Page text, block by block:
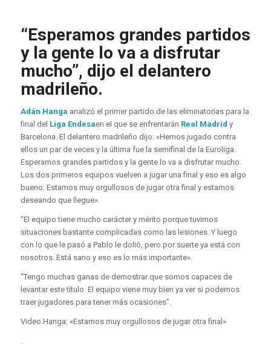
“Esperamos grandes partidos
y la gente lo va a disfrutar
mucho”, dijo el delantero
madrileño.
Adán Hanga analizó el primer partido de las eliminatorias para la
final del Liga Endesaen el que se enfrentarán Real Madrid y
Barcelona. El delantero madrileño dijo: «Hemos jugado contra
ellos un par de veces y la última fue la semifinal de la Euroliga.
Esperamos grandes partidos y la gente lo va a disfrutar mucho.
Los dos primeros equipos vuelven a jugar una final y eso es algo
bueno. Estamos muy orgullosos de jugar otra final y estamos
deseando que llegue».
“El equipo tiene mucho carácter y mérito porque tuvimos
situaciones bastante complicadas como las lesiones. Y luego
con lo que le pasó a Pablo le dolió, pero por suerte ya está con
nosotros. Está sano y eso es lo más importante».
“Tengo muchas ganas de demostrar que somos capaces de
levantar este título. El equipo viene muy bien ya ver si podemos
traer jugadores para tener más ocasiones”.
Video.Hanga: «Estamos muy orgullosos de jugar otra final»
.